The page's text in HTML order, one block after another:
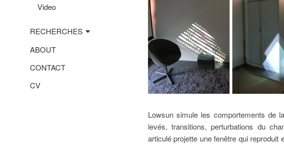
Video
RECHERCHES
ABOUT
CONTACT
CV
Lowsun simule les comportements de
levés, transitions, perturbations du
articulé projette une fenêtre qui